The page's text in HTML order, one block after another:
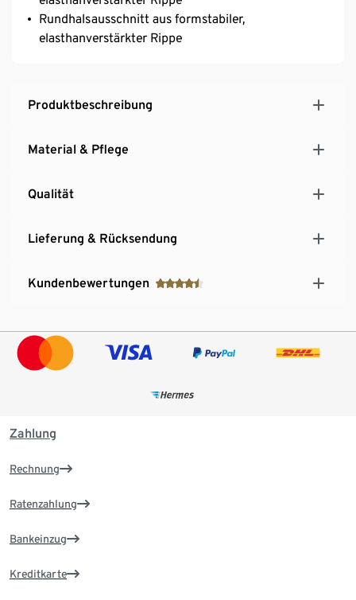
Rundhalsausschnitt aus formstabiler,
elasthanverstärkter Rippe
Produktbeschreibung
Material & Pflege
Qualität
Lieferung & Rücksendung
Kundenbewertungen
Zahlung
Rechnung
Ratenzahlung
Bankeinzug
Kreditkarte